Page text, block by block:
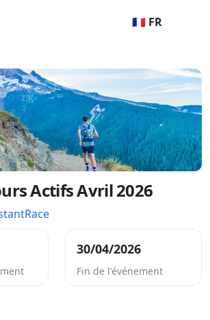
🇫🇷 FR
Actifs Avril 2026
30/04/2026
Fin de l'événement